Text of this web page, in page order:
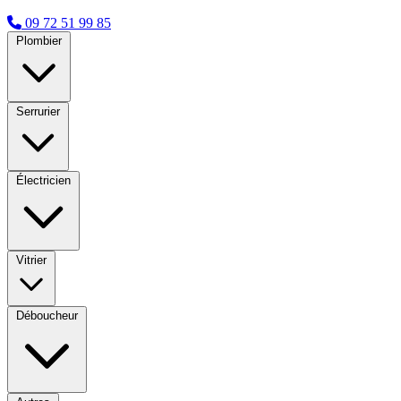
09 72 51 99 85
Plombier
Serrurier
Électricien
Vitrier
Déboucheur